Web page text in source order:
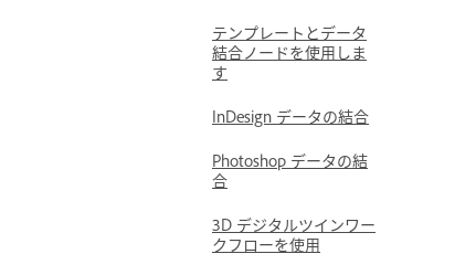
テンプレートとデータ
結合ノードを使用しま
す
InDesign データの結合
Photoshop データの結
合
3D デジタルツインワー
クフローを使用